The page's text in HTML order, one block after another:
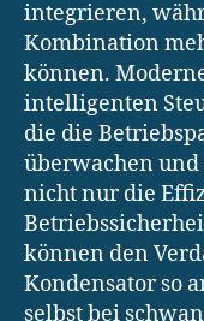
integrieren,
Kombination
können.
intelligenten
die die
überwachen
nicht nur die
können den
Kondensator so
selbst bei